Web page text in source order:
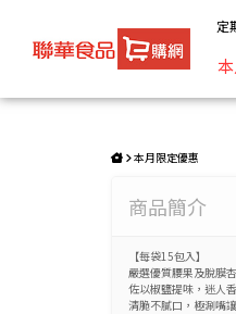
定
本月限定優惠
商品簡介
【每袋15包入】
嚴選優質腰果及脫膜
佐以椒鹽提味，迷人
清脆不膩口，極涮嘴